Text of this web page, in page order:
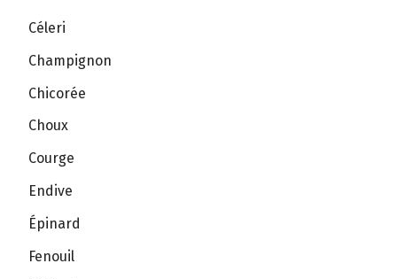
Céleri
Champignon
Chicorée
Choux
Courge
Endive
Épinard
Fenouil